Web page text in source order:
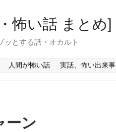
怖い話 まとめ]
ッとする話・オカルト
人間が怖い話 実話、怖い出来事
ーン